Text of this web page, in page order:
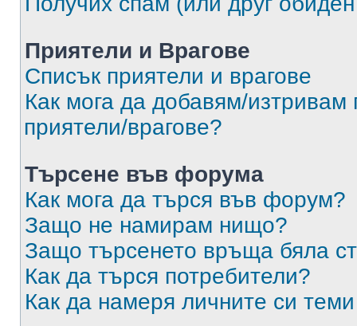
Приятели и Врагове
Списък приятели и врагове
Как мога да добавям/изтривам
приятели/врагове?
Търсене във форума
Как мога да търся във форум?
Защо не намирам нищо?
Защо търсенето връща бяла
Как да търся потребители?
Как да намеря личните си